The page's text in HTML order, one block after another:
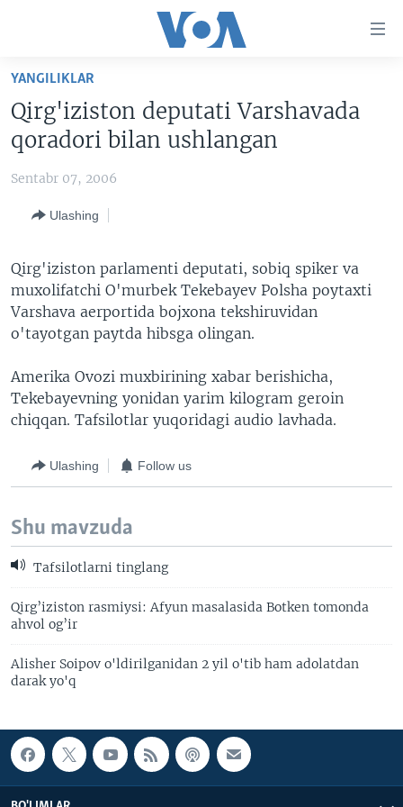
Boshiga
Qidiruvga
o'ting
AMERIKA
VATANDOSHLAR
AMERIKA MANZARALARI
XALQARO HAYOT
MOBIL-SALOM!
VIDEO
IJTIMOIY TARMOQLAR
FACEBOOK
INSTAGRAM
ODNOKLASSNIKI
TWITTER
INGLIZ TILI DARSLARI
Learning English
YANGILIKLAR
Qirg'iziston deputati Varshavada
qoradori bilan ushlangan
Sentabr 07, 2006
Ulashing
Qirg'iziston parlamenti deputati, sobiq spiker va
muxolifatchi O'murbek Tekebayev Polsha poytaxti
Varshava aerportida bojxona tekshiruvidan
o'tayotgan paytda hibsga olingan.
Amerika Ovozi muxbirining xabar berishicha,
Tekebayevning yonidan yarim kilogram geroin
chiqqan. Tafsilotlar yuqoridagi audio lavhada.
Ulashing Follow us
Shu mavzuda
Tafsilotlarni tinglang
Qirg’iziston rasmiysi: Afyun masalasida Botken tomonda
ahvol og’ir
Alisher Soipov o'ldirilganidan 2 yil o'tib ham adolatdan
darak yo'q